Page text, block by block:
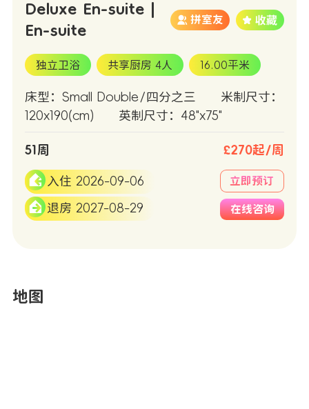
Deluxe En-suite |
En-suite
拼室友
独立卫浴 共享厨房 4人 16.00平米
床型：Small Double/四分之三
米制尺寸：
120x190(cm)
英制尺寸：48"x75"
51周 £270起/周
入住 2026-09-06
退房 2027-08-29
立即预订
在线咨询
地图